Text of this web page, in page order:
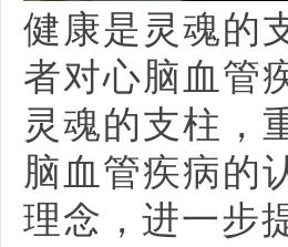
健康是灵魂的
者对心脑血管
灵魂的支柱，
脑血管疾病的
理念，进一步